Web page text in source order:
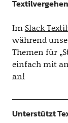
Im Slack
während
Themen für
einfach mit
an!
Unterstützt